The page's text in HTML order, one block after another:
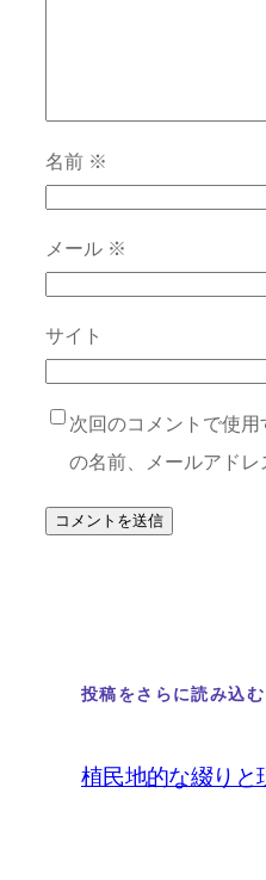
名前 ※
メール ※
サイト
次回のコメントで使
の名前、メールアドレ
投稿をさらに読み込む
植民地的な綴りと